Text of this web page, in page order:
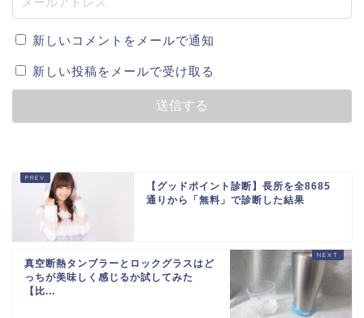
新しいコメントをメールで通知
新しい投稿をメールで受け取る
【グッドポイント診断】長所を全8685
通りから「無料」で診断した結果
真空断熱タンブラーとロックグラスはど
っちが美味しく感じるか試してみた
【比...